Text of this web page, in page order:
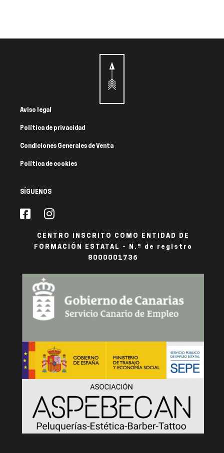
Aviso legal
Política de privacidad
Condiciones Generales de Venta
Política de cookies
SÍGUENOS
CENTRO INSCRITO COMO ENTIDAD DE
FORMACIÓN ESTATAL - N.º de registro
8000001736